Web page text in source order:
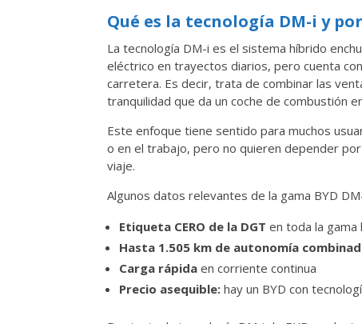
Qué es la tecnología DM-i y
La tecnología DM-i es el sistema híbrido
eléctrico en trayectos diarios, pero cuenta
carretera. Es decir, trata de combinar las
tranquilidad que da un coche de combustión
Este enfoque tiene sentido para muchos
o en el trabajo, pero no quieren depender
viaje.
Algunos datos relevantes de la gama BYD
Etiqueta CERO de la DGT en toda la gama
Hasta 1.505 km de autonomía
Carga rápidaen corriente continua
Precio asequible:hay un BYD con